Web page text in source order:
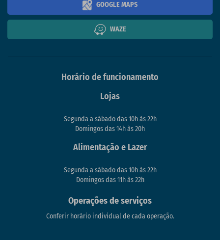
GOOGLE MAPS
WAZE
Horário de funcionamento
Lojas
Segunda a sábado das 10h às 22h
Domingos das 14h às 20h
Alimentação e Lazer
Segunda a sábado das 10h às 22h
Domingos das 11h às 22h
Operações de serviços
Conferir horário individual de cada operação.